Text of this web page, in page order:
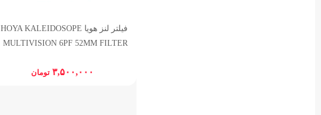
فیلتر لنز هویا HOYA KALEIDOSOPE
MULTIVISION 6PF 52MM FILTER
۳,۵۰۰,۰۰۰ تومان